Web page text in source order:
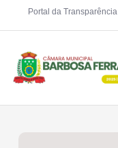
Portal da Transparência